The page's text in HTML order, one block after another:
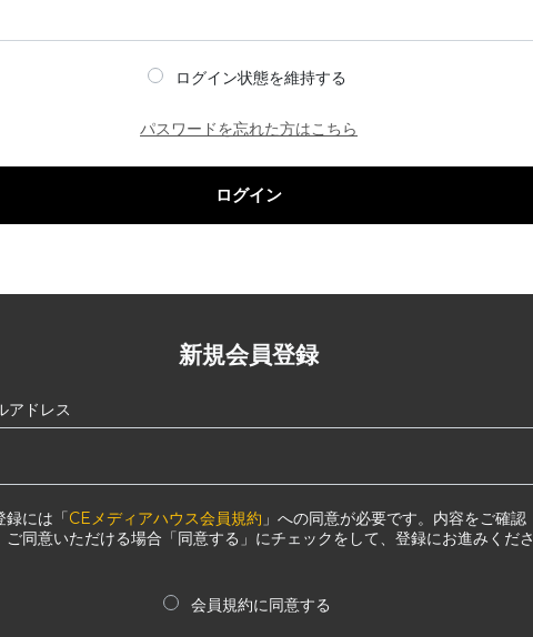
ログイン状態を維持する
パスワードを忘れた方はこちら
ログイン
新規会員登録
アドレス
録には「CEメディアハウス会員規約 」への同意が必要です。内容をご確認
ご同意いただける場合「同意する」にチェックをして、登録にお進みくださ
会員規約に同意する